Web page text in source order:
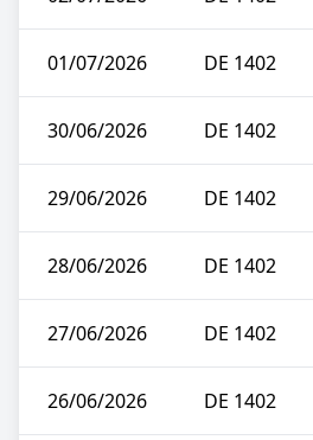
01/07/2026 DE 1402
30/06/2026 DE 1402
29/06/2026 DE 1402
28/06/2026 DE 1402
27/06/2026 DE 1402
26/06/2026 DE 1402